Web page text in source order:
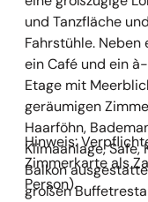
und Tanzfläche
Fahrstühle.
ein Café und ein
Etage mit
geräumigen
Haarföhn,
Klimaanlage,
Balkon
großen
Hinweis:
Zimmerkarte als
Person).